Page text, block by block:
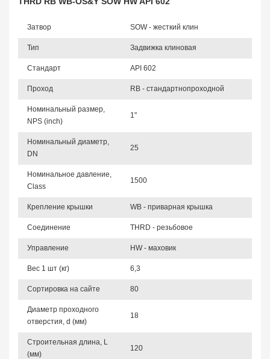
Затвор SOW - жесткий клин
Тип Задвижка клиновая
Стандарт API 602
Проход RB - стандартнопроходной
Номинальный размер,
NPS (inch)
1"
Номинальный диаметр,
DN
25
Номинальное давление,
Class
1500
Крепление крышки WB - приварная крышка
Соединение THRD - резьбовое
Управление HW - маховик
Вес 1 шт (кг) 6,3
Сортировка на сайте 80
Диаметр проходного
отверстия, d (мм)
18
Строительная длина, L
(мм)
120